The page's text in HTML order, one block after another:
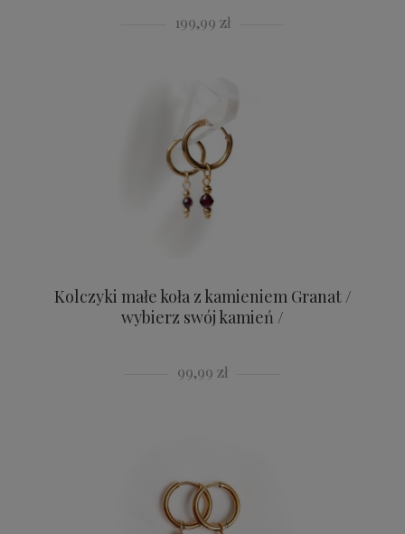
199,99 zł
Kolczyki małe koła z kamieniem Granat /
wybierz swój kamień /
99,99 zł